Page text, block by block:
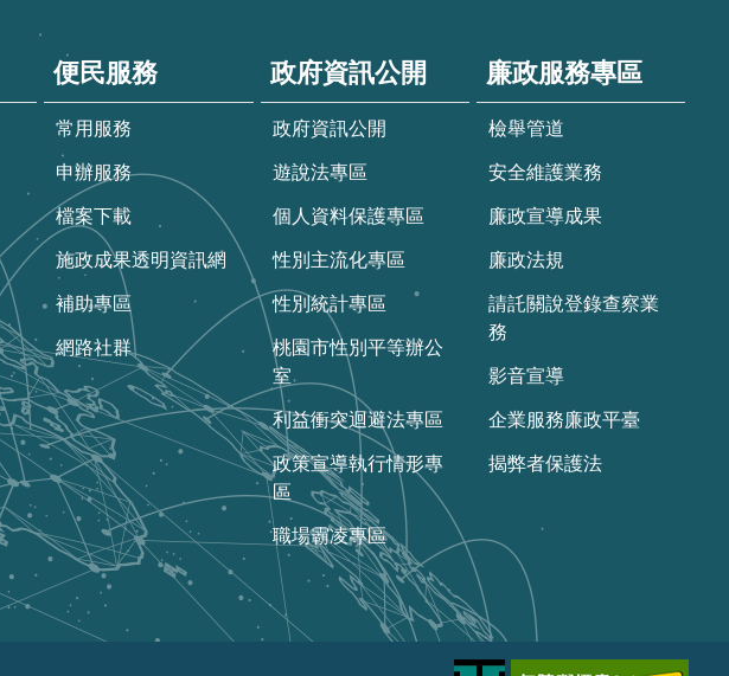
便民服務
常用服務
申辦服務
檔案下載
施政成果透明資訊網
補助專區
網路社群
政府資訊公開
政府資訊公開
遊說法專區
個人資料保護專區
性別主流化專區
性別統計專區
桃園市性別平等辦公
室
利益衝突迴避法專區
政策宣導執行情形專
區
職場霸凌專區
廉政服務專區
檢舉管道
安全維護業務
廉政宣導成果
廉政法規
請託關說登錄查察業
務
影音宣導
企業服務廉政平臺
揭弊者保護法